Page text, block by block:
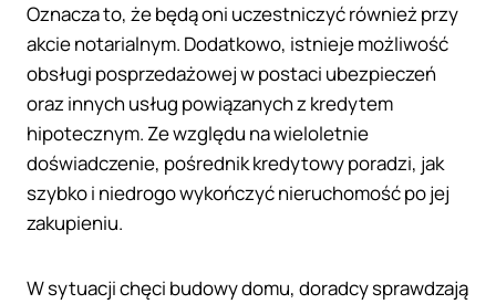
Oznacza to, że będą oni uczestniczyć również przy
akcie notarialnym. Dodatkowo, istnieje możliwość
obsługi posprzedażowej w postaci ubezpieczeń
oraz innych usług powiązanych z kredytem
hipotecznym. Ze względu na wieloletnie
doświadczenie, pośrednik kredytowy poradzi, jak
szybko i niedrogo wykończyć nieruchomość po jej
zakupieniu.
W sytuacji chęci budowy domu, doradcy sprawdzają